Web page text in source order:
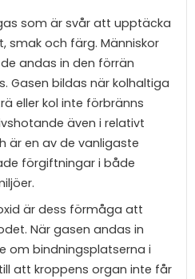
som är svår att upptäcka
smak och färg. Människor
andas in den förrän
Gasen bildas när kolhaltiga
eller kol inte förbränns
även i relativt
är en av de vanligaste
förgiftningar i både
är dess förmåga att
När gasen andas in
om bindningsplatserna i
att kroppens organ inte får